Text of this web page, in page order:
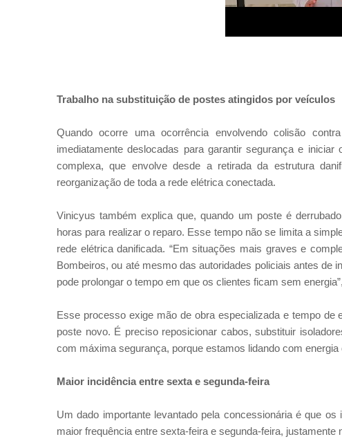
Trabalho na substituição de postes atingidos por veículos
Quando ocorre uma ocorrência envolvendo colisão
imediatamente deslocadas para garantir segurança e
complexa, que envolve desde a retirada da estrutura
reorganização de toda a rede elétrica conectada.
Vinicyus também explica que, quando um poste é
horas para realizar o reparo. Esse tempo não se limita a
rede elétrica danificada. “Em situações mais graves e
Bombeiros, ou até mesmo das autoridades policiais antes
pode prolongar o tempo em que os clientes ficam sem
Esse processo exige mão de obra especializada e tempo
poste novo. É preciso reposicionar cabos, substituir
com máxima segurança, porque estamos lidando com energia
Maior incidência entre sexta e segunda-feira
Um dado importante levantado pela concessionária é que
maior frequência entre sexta-feira e segunda-feira,